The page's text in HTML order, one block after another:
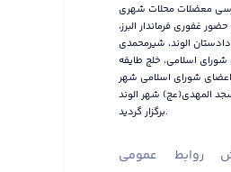
معضلات محلات شهری
غفوری فرماندار البرز،
الوند، شیرمحمدی
اسلامی، خلج طایفه
شورای اسلامی شهر
المهدی(عج) شهر الوند
برگزار گردید.
روابط عمومی